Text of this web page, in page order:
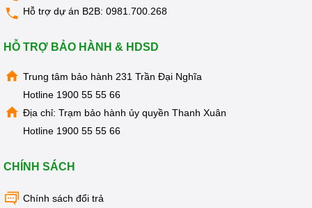
Hỗ trợ dự án B2B: 0981.700.268
HỖ TRỢ BẢO HÀNH & HDSD
Trung tâm bảo hành 231 Trần Đại Nghĩa
Hotline 1900 55 55 66
Địa chỉ: Trạm bảo hành ủy quyền Thanh Xuân
Hotline 1900 55 55 66
CHÍNH SÁCH
Chính sách đổi trả